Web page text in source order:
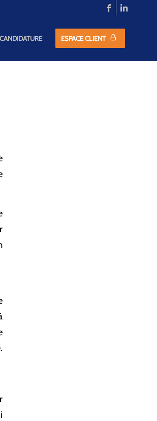
CANDIDATURE ESPACE CLIENT